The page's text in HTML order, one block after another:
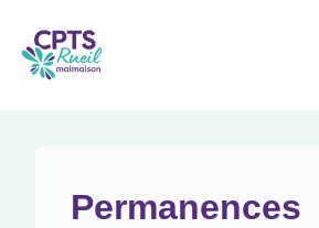
Permanences